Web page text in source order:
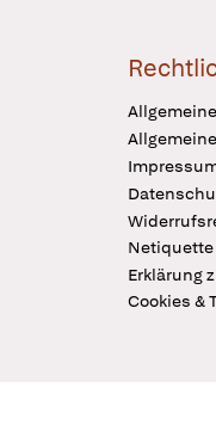
Netiquette
Erklärung
Cookies &